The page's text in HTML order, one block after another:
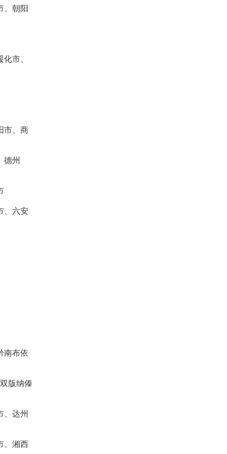
、朝阳
市、
市、商
德州
、六安
南布依
版纳傣
、达州
、湘西